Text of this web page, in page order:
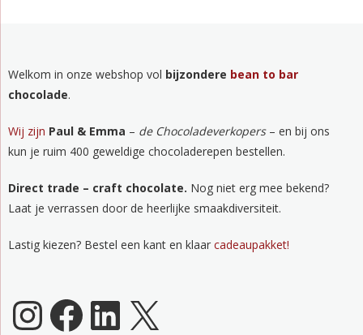
Welkom in onze webshop vol bijzondere bean to bar
chocolade.
Wij zijn Paul & Emma – de Chocoladeverkopers– en bij ons
kun je ruim 400 geweldige chocoladerepen bestellen.
Direct trade – craft chocolate. Nog niet erg mee bekend?
Laat je verrassen door de heerlijke smaakdiversiteit.
Lastig kiezen? Bestel een kant en klaar cadeaupakket!
Chocoladeverkopers Instagram
Facebook
LinkedIn
X